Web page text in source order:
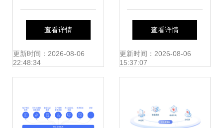
置路径与数据库服
务指南
查看详情
更新时间：2026-08-06
22:48:34
至3折 云计算产业
迎来洗牌，数据库
查看详情
更新时间：2026-08-06
15:37:07